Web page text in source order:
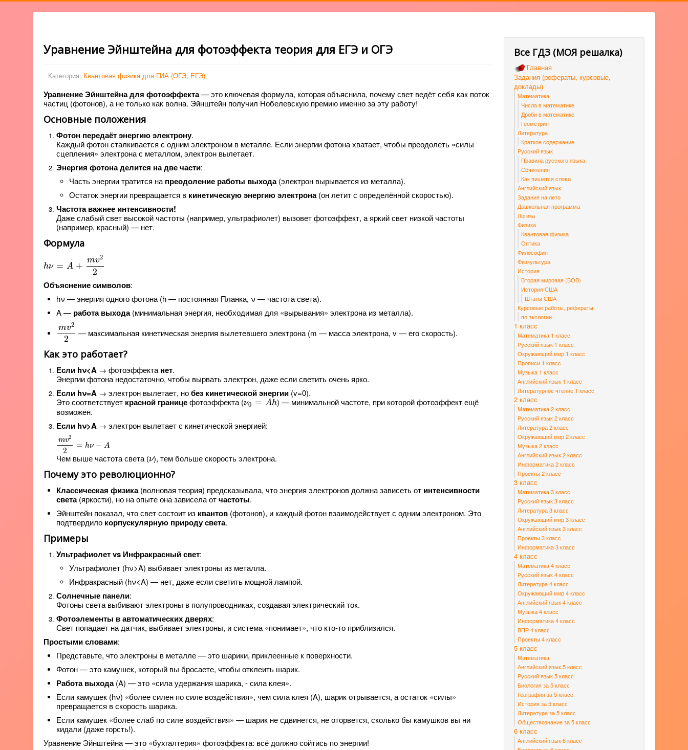
Уравнение Эйнштейна для фотоэффекта теория для ЕГЭ и ОГЭ
Категория: Квантовая физика для ГИА (ОГЭ, ЕГЭ)
Уравнение Эйнштейна для фотоэффекта— это ключевая формула, которая объяснила, почему свет ведёт себя как поток
частиц (фотонов), а не только как волна. Эйнштейн получил Нобелевскую премию именно за эту работу!
Основные положения
Фотон передаёт энергию электрону.
Каждый фотон сталкивается с одним электроном в металле. Если энергии фотона хватает, чтобы преодолеть «силы
сцепления» электрона с металлом, электрон вылетает.
Энергия фотона делится на две части:
Часть энергии тратится на преодоление работы выхода(электрон вырывается из металла).
Остаток энергии превращается в кинетическую энергию электрона(он летит с определённой скоростью).
Частота важнее интенсивности!
Даже слабый свет высокой частоты (например, ультрафиолет) вызовет фотоэффект, а яркий свет низкой частоты
(например, красный) — нет.
Формула
hν = A +
mv2
2
Объяснение символов:
hν — энергия одного фотона (h — постоянная Планка, ν — частота света).
A — работа выхода(минимальная энергия, необходимая для «вырывания» электрона из металла).
mv2
2
22
— максимальная кинетическая энергия вылетевшего электрона (m — масса электрона, v — его скорость).
Как это работает?
Если hν<A → фотоэффектанет.
Энергии фотона недостаточно, чтобы вырвать электрон, даже если светить очень ярко.
Если hν=A → электрон вылетает, нобез кинетической энергии (v=0).
Это соответствует красной границефотоэффекта (ν0 = Ah
ν0=Ah
) — минимальной частоте, при которой фотоэффект ещё
возможен.
Если hν>A → электрон вылетает с кинетической энергией:
mv2
2
= hν − A
2
Чем выше частота света (ν
ν), тем больше скорость электрона.
Почему это революционно?
Классическая физика(волновая теория) предсказывала, что энергия электронов должна зависеть от интенсивности
света(яркости), но на опыте она зависела отчастоты.
Эйнштейн показал, что свет состоит из квантов (фотонов), и каждый фотон взаимодействует с одним электроном. Это
подтвердило корпускулярную природу света.
Примеры
Ультрафиолет vs Инфракрасный свет:
Ультрафиолет (hν>A) выбивает электроны из металла.
Инфракрасный (hν<A) — нет, даже если светить мощной лампой.
Солнечные панели:
Фотоны света выбивают электроны в полупроводниках, создавая электрический ток.
Фотоэлементы в автоматических дверях:
Свет попадает на датчик, выбивает электроны, и система «понимает», что кто-то приблизился.
Простыми словами:
Представьте, что электроны в металле — это шарики, приклеенные к поверхности.
Фотон — это камушек, который вы бросаете, чтобы отклеить шарик.
Работа выхода(A) — это «сила удержания шарика, - сила клея».
Если камушек (hν) «более силен по силе воздействия», чем сила клея (A), шарик отрывается, а остаток «силы»
превращается в скорость шарика.
Если камушек «более слаб по силе воздействия» — шарик не сдвинется, не оторвется, сколько бы камушков вы ни
кидали (даже горсть!).
Уравнение Эйнштейна — это «бухгалтерия» фотоэффекта: всё должно сойтись по энергии!
Все ГДЗ (МОЯ решалка)
Главная
Задания (рефераты, курсовые,
доклады)
Математика
Числа в математике
Дроби в математике
Геометрия
Литература
Краткое содержание
Русский язык
Правила русского языка
Сочинения
Как пишется слово
Английский язык
Задания на лето
Дошкольная программа
Логика
Физика
Квантовая физика
Оптика
Философия
Физкультура
История
Вторая мировая (ВОВ)
История США
Штаты США
Курсовые работы, рефераты
по экологии
1 класс
Математика 1 класс
Русский язык 1 класс
Окружающий мир 1 класс
Прописи 1 класс
Музыка 1 класс
Английский язык 1 класс
Литературное чтение 1 класс
2 класс
Математика 2 класс
Русский язык 2 класс
Литература 2 класс
Окружающий мир 2 класс
Музыка 2 класс
Английский язык 2 класс
Информатика 2 класс
Проекты 2 класс
3 класс
Математика 3 класс
Русский язык 3 класс
Литература 3 класс
Окружающий мир 3 класс
Английский язык 3 класс
Проекты 3 класс
Информатика 3 класс
4 класс
Математика 4 класс
Русский язык 4 класс
Литература 4 класс
Окружающий мир 4 класс
Английский язык 4 класс
Музыка 4 класс
Информатика 4 класс
ВПР 4 класс
Проекты 4 класс
5 класс
Математика
Английский язык 5 класс
Русский язык 5 класс
Биология за 5 класс
География за 5 класс
История за 5 класс
Литература за 5 класс
Обществознание за 5 класс
6 класс
Английский язык 6 класс